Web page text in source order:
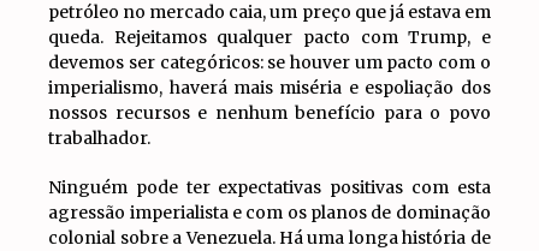
petróleo no mercado caia, um preço que já estava em
queda. Rejeitamos qualquer pacto com Trump, e
devemos ser categóricos: se houver um pacto com o
imperialismo, haverá mais miséria e espoliação dos
nossos recursos e nenhum benefício para o povo
trabalhador.
Ninguém pode ter expectativas positivas com esta
agressão imperialista e com os planos de dominação
colonial sobre a Venezuela. Há uma longa história de